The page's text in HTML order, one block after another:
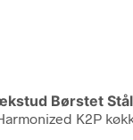
Børstet Stål
K2P